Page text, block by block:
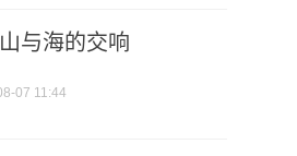
与海的交响
07 11:44